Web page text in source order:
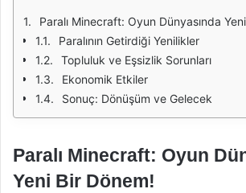
Paralı Minecraft: Oyun Dünyasında
Paralının Getirdiği Yenilikler
Topluluk ve Eşsizlik Sorunları
Ekonomik Etkiler
Sonuç: Dönüşüm ve Gelecek
Paralı Minecraft: Oyun
Yeni Bir Dönem!